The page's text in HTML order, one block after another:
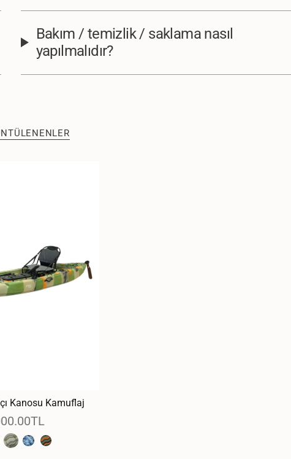
Bakım / temizlik / saklama nasıl
yapılmalıdır?
Kanosu Kamuflaj